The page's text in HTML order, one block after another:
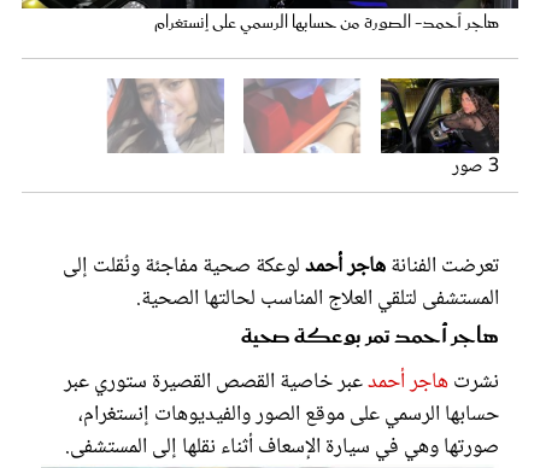
هاجر أحمد- الصورة من حسابها الرسمي على إنستغرام
3 صور
تعرضت الفنانةهاجر أحمدلوعكة صحية مفاجئة ونُقلت إلى
المستشفى لتلقي العلاج المناسب لحالتها الصحية.
هاجر أحمد تمر بوعكة صحية
نشرتهاجر أحمدعبر خاصية القصص القصيرة ستوري عبر
حسابها الرسمي على موقع الصور والفيديوهات إنستغرام،
صورتها وهي في سيارة الإسعاف أثناء نقلها إلى المستشفى.
عروس سيدتي
غلاف رفمي